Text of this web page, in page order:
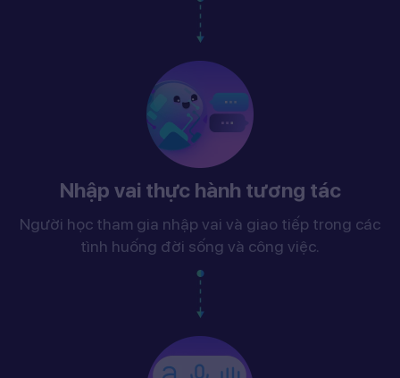
Nhập vai thực hành tương tác
Người học tham gia nhập vai và giao tiếp trong các
tình huống đời sống và công việc.